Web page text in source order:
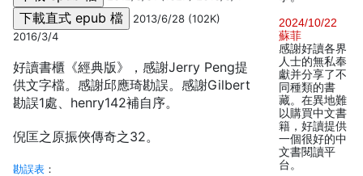
2013/6/28 (102K)
2016/3/4
好讀書櫃《經典版》，感謝Jerry Peng提
供文字檔。感謝邱應琦勘誤。感謝Gilbert
勘誤1處、henry142補自序。
倪匡之原振俠傳奇之32。
勘誤表 ：
2024/10/22
蘇菲
感謝好讀各界
人士的無私奉
獻并分享了不
同種類的書
藏。在異地難
以購買中文書
籍，好讀提供
一個很好的中
文書閱讀平
台。